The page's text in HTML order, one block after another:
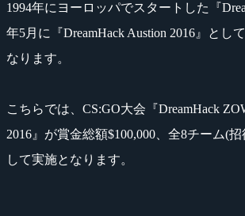
1994年にヨーロッパでスタートした『
年5月に『DreamHack Austion 2016』とし
なります。
こちらでは、CS:GO大会『DreamHack
2016』が賞金総額$100,000、全8チーム(
して実施となります。